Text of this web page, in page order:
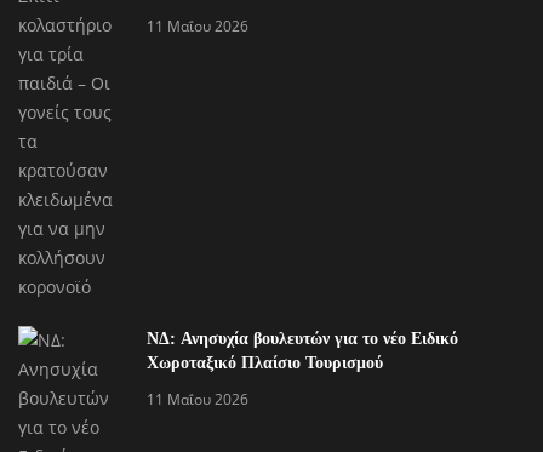
11 Μαΐου 2026
ΝΔ: Ανησυχία βουλευτών για το νέο Ειδικό
Χωροταξικό Πλαίσιο Τουρισμού
11 Μαΐου 2026